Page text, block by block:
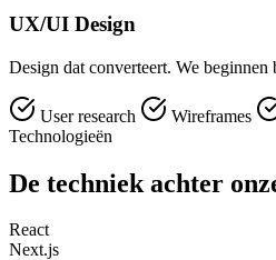
UX/UI Design
Design dat converteert. We
User research Wireframes
Technologieën
De techniek achter
React
Next.js